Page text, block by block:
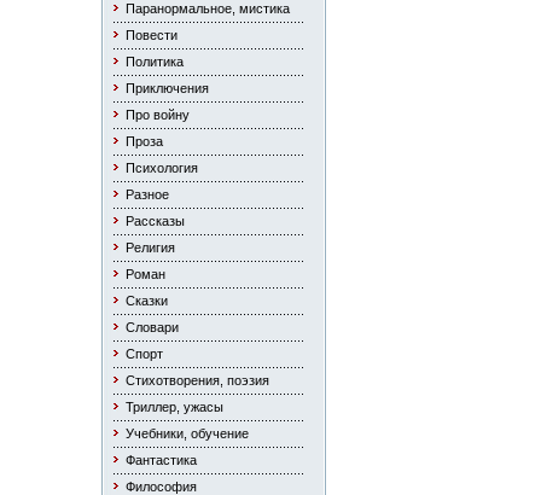
Паранормальное, мистика
Повести
Политика
Приключения
Про войну
Проза
Психология
Разное
Рассказы
Религия
Роман
Сказки
Словари
Спорт
Стихотворения, поэзия
Триллер, ужасы
Учебники, обучение
Фантастика
Философия